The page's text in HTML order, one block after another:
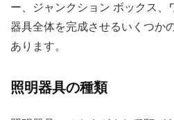
ー、ジャンクション ボックス、
器具全体を完成させるいくつか
あります。
照明器具の種類